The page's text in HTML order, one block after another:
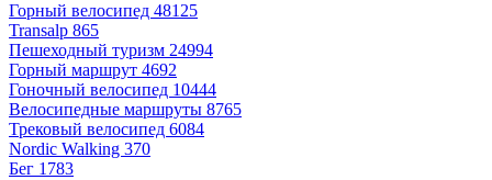
Горный велосипед 48125
Transalp 865
Пешеходный туризм 24994
Горный маршрут 4692
Гоночный велосипед 10444
Велосипедные маршруты 8765
Трековый велосипед 6084
Nordic Walking 370
Бег 1783